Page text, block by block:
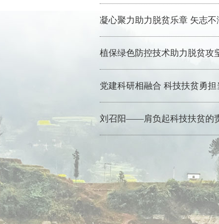
凝心聚力助力脱贫乐章 矢志
植保绿色防控技术助力脱贫攻
党建科研相融合 科技扶贫勇担
刘召阳——肩负起科技扶贫的